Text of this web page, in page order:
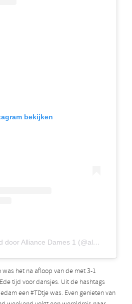
bekijken
Een bericht gedeeld door Alliance Dames 1 (@alliancedames1)
het na afloop van de met 3-1
tijd voor dansjes. Uit de hashtags
een #TDtje was. Even genieten van